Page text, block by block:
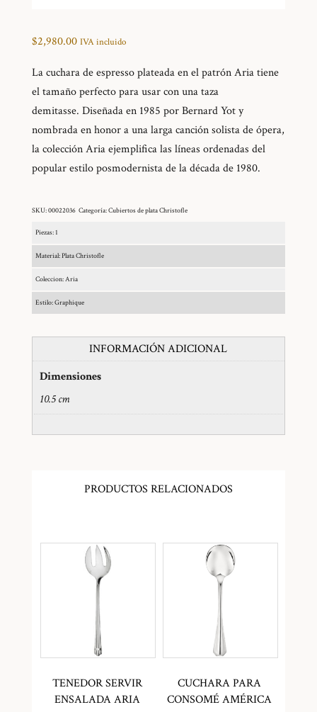
$2,980.00 IVA incluido
La cuchara de espresso plateada en el patrón Aria tiene
el tamaño perfecto para usar con una taza
demitasse. Diseñada en 1985 por Bernard Yot y
nombrada en honor a una larga canción solista de ópera,
la colección Aria ejemplifica las líneas ordenadas del
popular estilo posmodernista de la década de 1980.
SKU:00022036 Categoría:Cubiertos de plata Christofle
Piezas: 1
Material: Plata Christofle
Coleccion: Aria
Estilo: Graphique
INFORMACIÓN ADICIONAL
Dimensiones
10.5 cm
PRODUCTOS RELACIONADOS
TENEDOR SERVIR
ENSALADA ARIA
CUCHARA PARA
CONSOMÉ AMÉRICA